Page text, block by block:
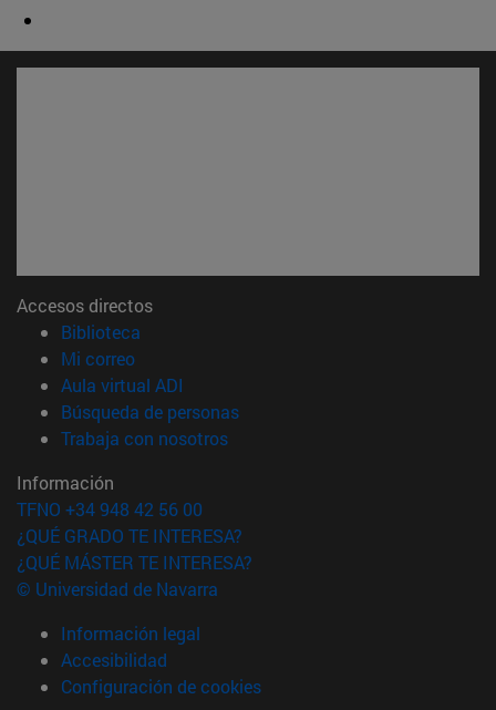
Accesos directos
Biblioteca
Mi correo(abre en nueva ventana)
Aula virtual ADI
Búsqueda de personas(abre en nueva ventana)
Trabaja con nosotros(abre en nueva ventana)
Información
TFNO +34 948 42 56 00
¿QUÉ GRADO TE INTERESA?
¿QUÉ MÁSTER TE INTERESA?
© Universidad de Navarra
Información legal
Accesibilidad
Configuración de cookies